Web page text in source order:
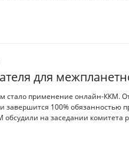
для
стало применение онлайн-ККМ.
завершится 100% обязанностью
на заседании